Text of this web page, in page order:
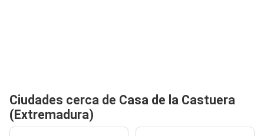
Ciudades cerca de Casa de la Castuera
(Extremadura)